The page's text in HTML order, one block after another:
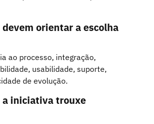
orientar a escolha
ao processo, integração,
usabilidade, suporte,
de evolução.
a iniciativa trouxe